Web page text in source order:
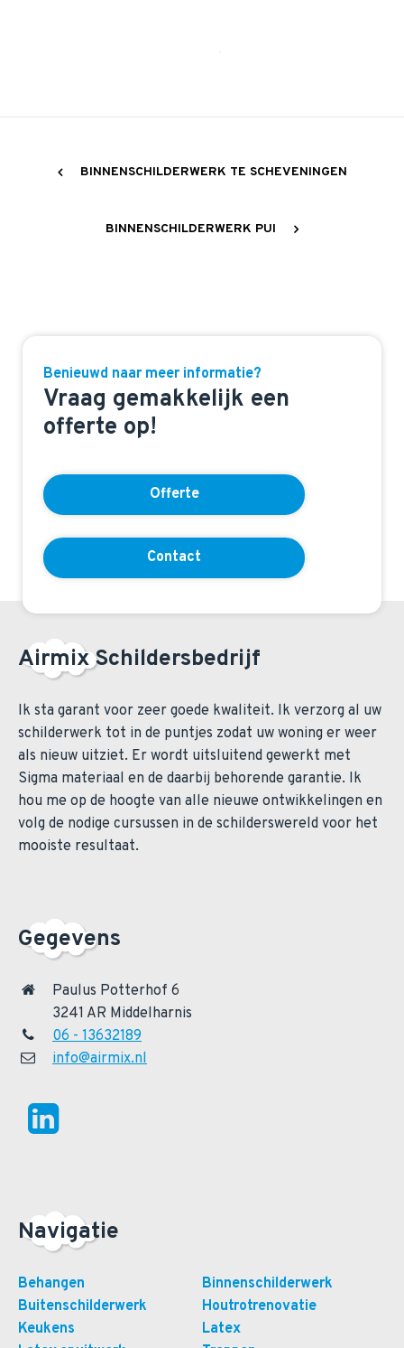
Benieuwd naar meer informatie?
Vraag gemakkelijk een
offerte op!
Offerte
Contact
BINNENSCHILDERWERK TE SCHEVENINGEN
BINNENSCHILDERWERK PUI
Airmix Schildersbedrijf
Ik sta garant voor zeer goede kwaliteit. Ik verzorg al uw
schilderwerk tot in de puntjes zodat uw woning er weer
als nieuw uitziet. Er wordt uitsluitend gewerkt met
Sigma materiaal en de daarbij behorende garantie. Ik
hou me op de hoogte van alle nieuwe ontwikkelingen en
volg de nodige cursussen in de schilderswereld voor het
mooiste resultaat.
Gegevens
Paulus Potterhof 6
3241 AR Middelharnis
06 - 13632189
info@airmix.nl
Navigatie
Behangen
Binnenschilderwerk
Buitenschilderwerk
Houtrotrenovatie
Keukens
Latex